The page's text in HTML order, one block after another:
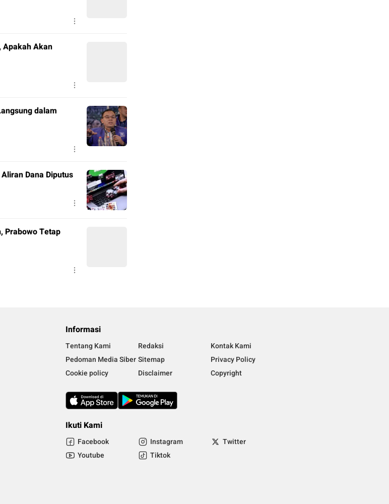
Apakah Akan
dalam
Dana Diputus
Prabowo Tetap
Informasi
Tentang Kami Redaksi
Kontak Kami
Pedoman Media SiberSitemap
Privacy Policy
Cookie policy
Disclaimer Copyright
Ikuti Kami
Facebook Instagram
Twitter
Youtube
Tiktok